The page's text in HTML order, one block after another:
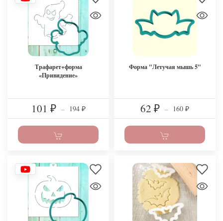
Трафарет+форма
«Привидение»
101 ₽ – 194 ₽
Форма "Летучая мышь 5"
62 ₽ – 160 ₽